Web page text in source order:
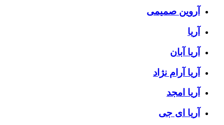
آروین صمیمی
آریا
آریا آبان
آریا آرام نژاد
آریا امجد
آریا ای جی